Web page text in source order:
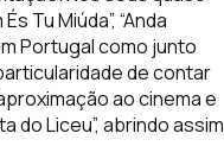
Tu Miúda”, “Anda
Portugal como junto
de contar
ao cinema e
do Liceu”, abrindo assim